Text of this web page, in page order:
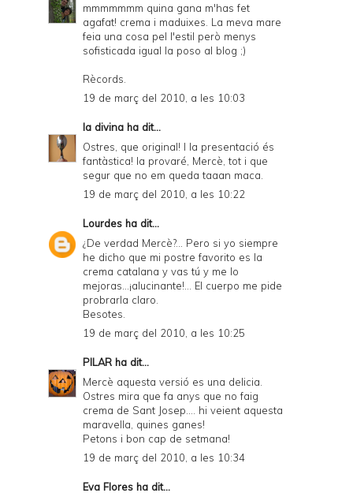
mmmmmmm quina gana m'has fet
agafat! crema i maduixes. La meva mare
feia una cosa pel l'estil però menys
sofisticada igual la poso al blog ;)
Rècords.
19 de març del 2010, a les 10:03
la divina ha dit...
Ostres, que original! I la presentació és
fantàstica! la provaré, Mercè, tot i que
segur que no em queda taaan maca.
19 de març del 2010, a les 10:22
Lourdes ha dit...
¿De verdad Mercè?... Pero si yo siempre
he dicho que mi postre favorito es la
crema catalana y vas tú y me lo
mejoras...¡alucinante!... El cuerpo me pide
probrarla claro.
Besotes.
19 de març del 2010, a les 10:25
PILAR ha dit...
Mercè aquesta versió es una delicia.
Ostres mira que fa anys que no faig
crema de Sant Josep.... hi veient aquesta
maravella, quines ganes!
Petons i bon cap de setmana!
19 de març del 2010, a les 10:34
Eva Flores ha dit...